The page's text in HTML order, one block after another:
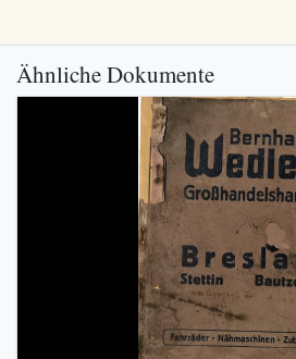
Ähnliche Dokumente